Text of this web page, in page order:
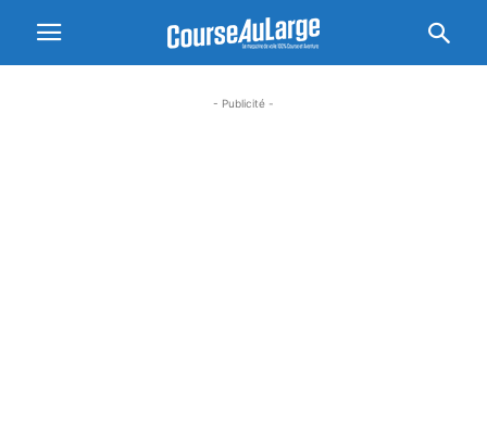
- Publicité -